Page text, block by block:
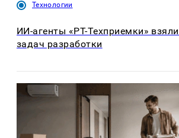
Технологии
ИИ-агенты «РТ-Техприемки»
задач разработки